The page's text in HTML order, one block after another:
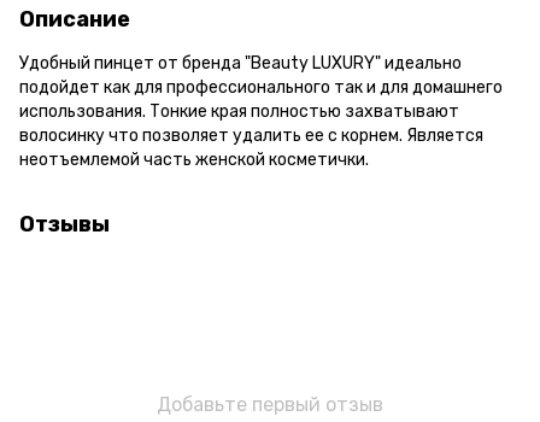
Описание
Удобный пинцет от бренда "Beauty LUXURY" идеально
подойдет как для профессионального так и для домашнего
использования. Тонкие края полностью захватывают
волосинку что позволяет удалить ее с корнем. Является
неотъемлемой часть женской косметички.
Отзывы
Добавьте первый отзыв